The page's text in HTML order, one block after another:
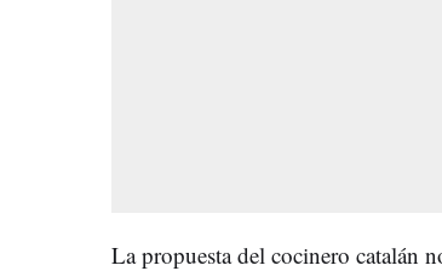
La propuesta del cocinero catalán